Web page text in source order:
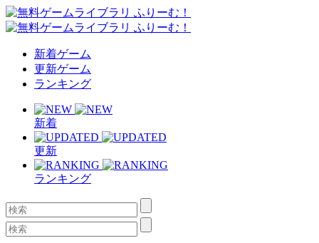
新着ゲーム
更新ゲーム
ランキング
新着
更新
ランキング